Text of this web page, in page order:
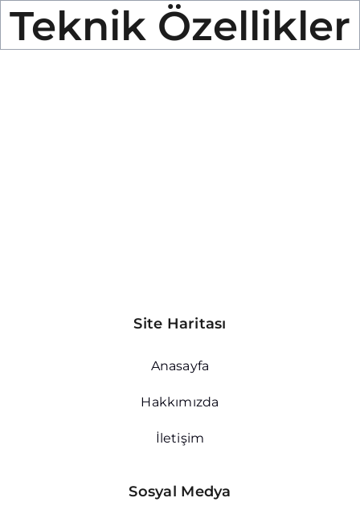
Teknik Özellikler
Site Haritası
Anasayfa
Hakkımızda
İletişim
Sosyal Medya